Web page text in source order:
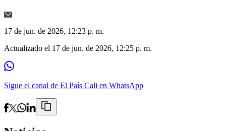
17 de jun. de 2026, 12:23 p. m.
Actualizado el 17 de jun. de 2026, 12:25 p. m.
Sigue el canal de El País Cali en WhatsApp